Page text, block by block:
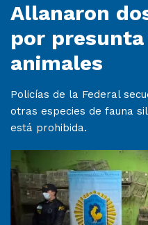
Allanaron
por
animales
Policías de la Federal
otras especies de fauna
está prohibida.